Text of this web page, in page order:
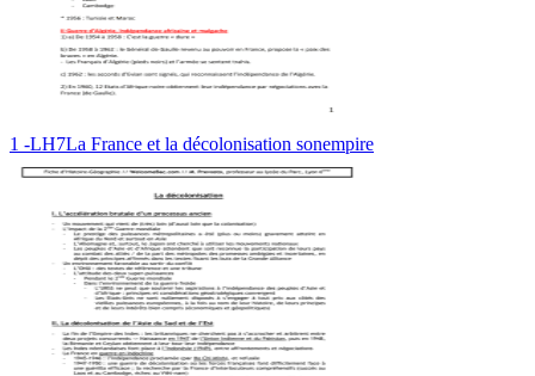
1 -LH7La France et la décolonisation sonempire